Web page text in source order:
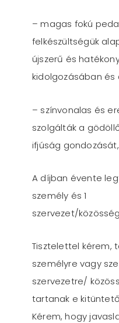
– magas fokú
felkészültségük
újszerű és
kidolgozásában és
– színvonalas és
szolgálták a
ifjúság
A díjban évente
személy és 1
szervezet/
Tisztelettel kérem,
személyre vagy
szervezetre/
tartanak e
Kérem, hogy